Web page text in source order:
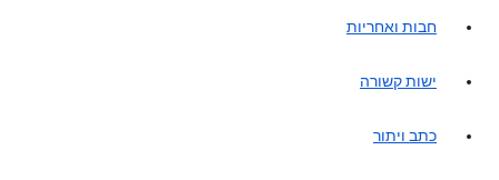
חבות ואחריות
ישות קשורה
כתב ויתור